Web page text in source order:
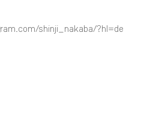
shinji_nakaba/?hl=de